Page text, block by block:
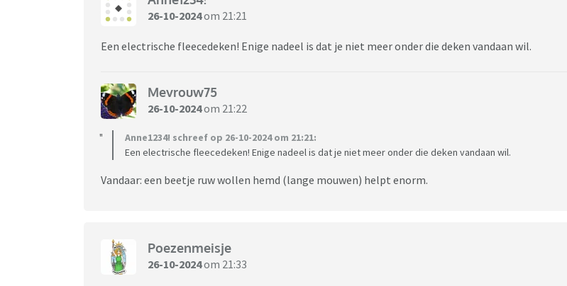
26-10-2024om 21:21
Een electrische fleecedeken! Enige nadeel is dat je niet meer onder die deken vandaan wil.
Mevrouw75
26-10-2024om 21:22
Anne1234! schreef op 26-10-2024 om 21:21:
Een electrische fleecedeken! Enige nadeel is dat je niet meer onder die deken vandaan wil.
Vandaar: een beetje ruw wollen hemd (lange mouwen) helpt enorm.
Poezenmeisje
26-10-2024om 21:33